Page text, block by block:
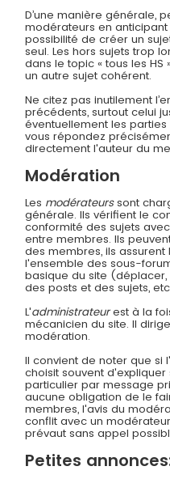
D’une manière générale,
modérateurs en
possibilité de créer un
seul. Les hors sujets trop
dans le topic « tous les
un autre sujet cohérent.
Ne citez pas inutilement
précédents, surtout celui
éventuellement les
vous répondez
directement l'auteur du
Modération
Les modérateurssont
générale. Ils vérifient le
conformité des sujets
entre membres. Ils
des membres, ils
l'ensemble des sous-
basique du site (déplacer,
des posts et des sujets,
L'administrateurest à la
mécanicien du site. Il
modération.
Il convient de noter que
choisit souvent
particulier par message
aucune obligation de le
membres, l'avis du
conflit avec un
prévaut sans appel
Petites